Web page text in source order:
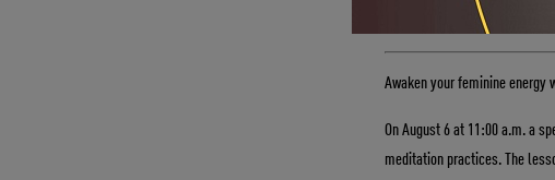
*Подробнее на ресепшн
Awaken your feminine energy
On August 6 at 11:00 a.m. a
meditation practices. The